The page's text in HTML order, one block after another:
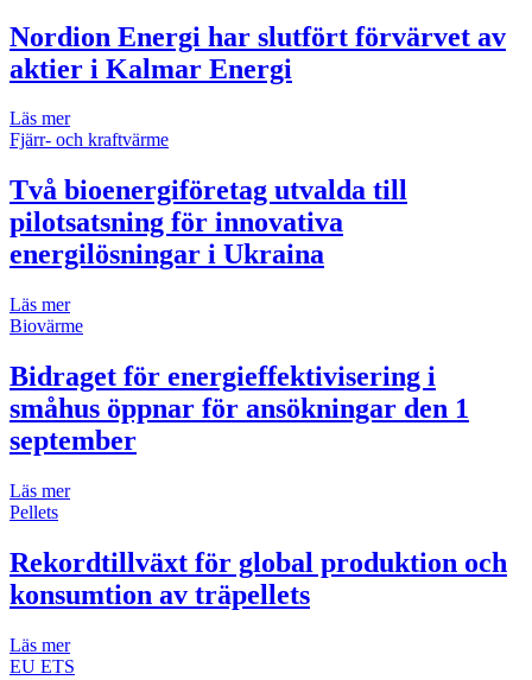
Nordion Energi har slutfört förvärvet av
aktier i Kalmar Energi
Läs mer
Fjärr- och kraftvärme
Två bioenergiföretag utvalda till
pilotsatsning för innovativa
energilösningar i Ukraina
Läs mer
Biovärme
Bidraget för energieffektivisering i
småhus öppnar för ansökningar den 1
september
Läs mer
Pellets
Rekordtillväxt för global produktion och
konsumtion av träpellets
Läs mer
EU ETS